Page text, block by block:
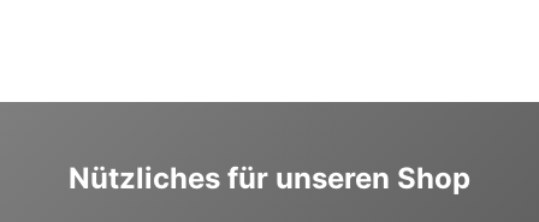
Nützliches für unseren Shop